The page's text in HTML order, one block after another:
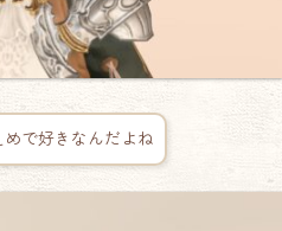
で好きなんだよね